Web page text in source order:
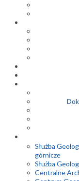
Służba
górnicze
Służba
Centralne